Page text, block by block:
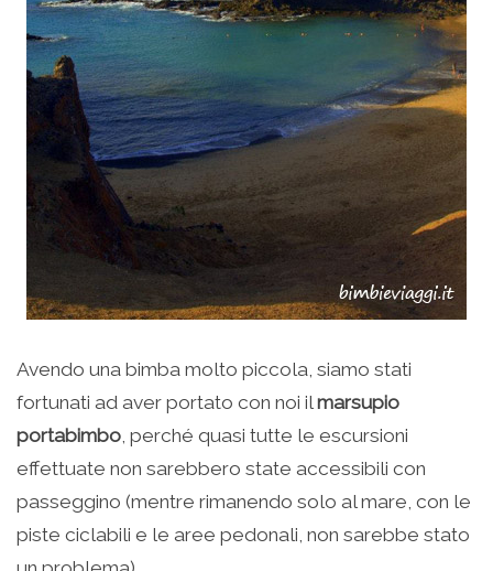
Avendo una bimba molto piccola, siamo stati
fortunati ad aver portato con noi il marsupio
portabimbo , perché quasi tutte le escursioni
effettuate non sarebbero state accessibili con
passeggino (mentre rimanendo solo al mare, con le
piste ciclabili e le aree pedonali, non sarebbe stato